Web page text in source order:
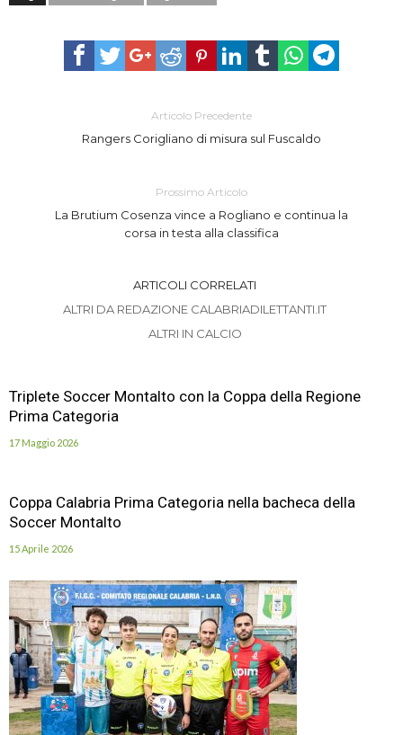
Articolo Precedente
Rangers Corigliano di misura sul Fuscaldo
Prossimo Articolo
La Brutium Cosenza vince a Rogliano e continua la
corsa in testa alla classifica
ARTICOLI CORRELATI
ALTRI DA REDAZIONE CALABRIADILETTANTI.IT
ALTRI IN CALCIO
Triplete Soccer Montalto con la Coppa della Regione
Prima Categoria
17 Maggio 2026
Coppa Calabria Prima Categoria nella bacheca della
Soccer Montalto
15 Aprile 2026